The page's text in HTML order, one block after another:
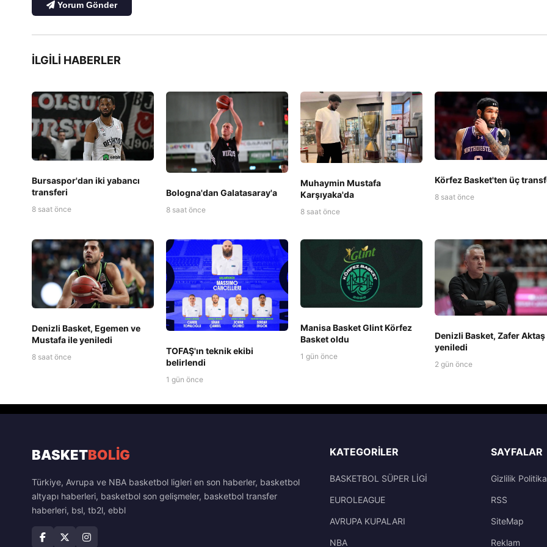
Yorum Gönder
İLGILI HABERLER
Bursaspor'dan iki yabancı
transferi
8 saat önce
Bologna'dan Galatasaray'a
8 saat önce
Muhaymin Mustafa
Karşıyaka'da
8 saat önce
Körfez Basket'ten üç
8 saat önce
Denizli Basket, Egemen ve
Mustafa ile yeniledi
8 saat önce
TOFAŞ'ın teknik ekibi
belirlendi
1 gün önce
Manisa Basket Glint Körfez
Basket oldu
1 gün önce
Denizli Basket, Zafer Aktaş
yeniledi
2 gün önce
BASKETBOLİG
Türkiye, Avrupa ve NBA basketbol ligleri en son haberler, basketbol
altyapı haberleri, basketbol son gelişmeler, basketbol transfer
haberleri, bsl, tb2l, ebbl
KATEGORILER
BASKETBOL SÜPER LİGİ
EUROLEAGUE
AVRUPA KUPALARI
NBA
SAYFALAR
Gizlilik
RSS
SiteMap
Reklam